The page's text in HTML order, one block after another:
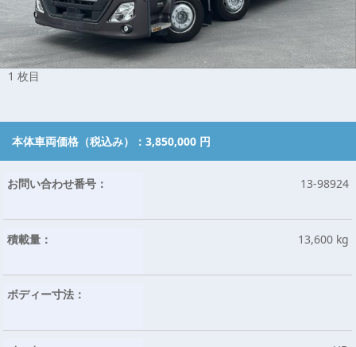
1 枚目
本体車両価格（税込み）： 3,850,000 円
お問い合わせ番号： 13-98924
積載量： 13,600 kg
ボディー寸法：